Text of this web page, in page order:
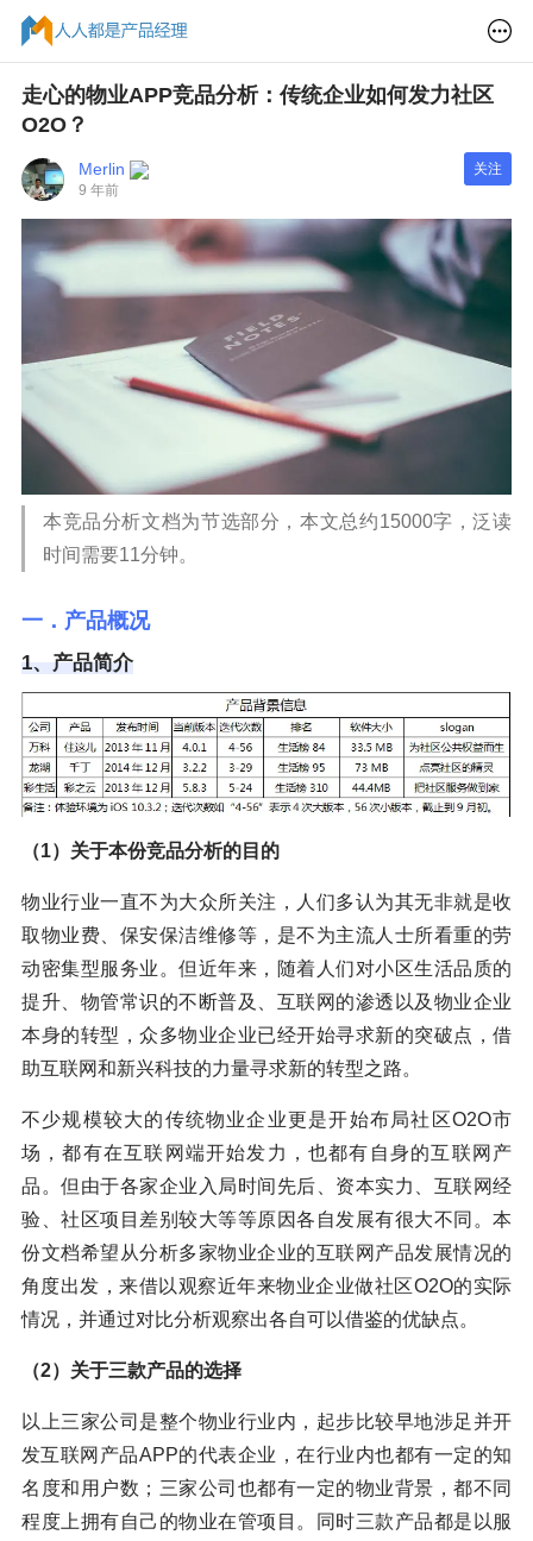
走心的物业APP竞品分析：传统企业如何发力社区
O2O？
Merlin
9 年前
关注
本竞品分析文档为节选部分，本文总约15000字，泛读
时间需要11分钟。
一． 产品概况
1、产品简介
（1）关于本份竞品分析的目的
物业行业一直不为大众所关注，人们多认为其无非就是收
取物业费、保安保洁维修等，是不为主流人士所看重的劳
动密集型服务业。但近年来，随着人们对小区生活品质的
提升、物管常识的不断普及、互联网的渗透以及物业企业
本身的转型，众多物业企业已经开始寻求新的突破点，借
助互联网和新兴科技的力量寻求新的转型之路。
不少规模较大的传统物业企业更是开始布局社区O2O市
场，都有在互联网端开始发力，也都有自身的互联网产
品。但由于各家企业入局时间先后、资本实力、互联网经
验、社区项目差别较大等等原因各自发展有很大不同。本
份文档希望从分析多家物业企业的互联网产品发展情况的
角度出发，来借以观察近年来物业企业做社区O2O的实际
情况，并通过对比分析观察出各自可以借鉴的优缺点。
（2）关于三款产品的选择
以上三家公司是整个物业行业内，起步比较早地涉足并开
发互联网产品APP的代表企业，在行业内也都有一定的知
名度和用户数；三家公司也都有一定的物业背景，都不同
程度上拥有自己的物业在管项目。同时三款产品都是以服